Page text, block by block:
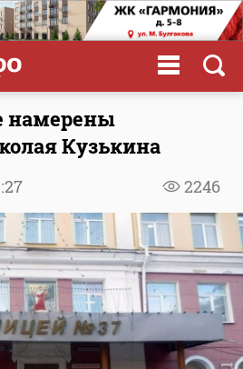
намерены
Кузькина
2246